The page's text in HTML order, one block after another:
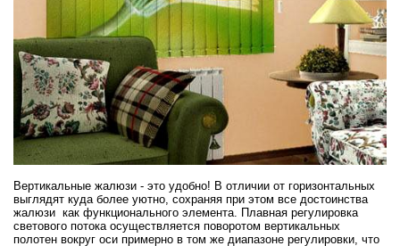
Вертикальные жалюзи - это удобно! В отличии от горизонтальных
выглядят куда более уютно, сохраняя при этом все достоинства
жалюзи как функционального элемента. Плавная регулировка
светового потока осуществляется поворотом вертикальных
полотен вокруг оси примерно в том же диапазоне регулировки, что